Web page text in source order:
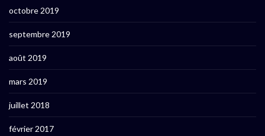
octobre 2019
septembre 2019
août 2019
mars 2019
juillet 2018
février 2017